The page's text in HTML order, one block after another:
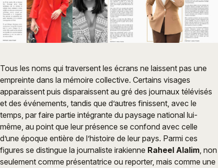
Tous les noms qui traversent les écrans ne laissent pas une
empreinte dans la mémoire collective. Certains visages
apparaissent puis disparaissent au gré des journaux télévisés
et des événements, tandis que d’autres finissent, avec le
temps, par faire partie intégrante du paysage national lui-
même, au point que leur présence se confond avec celle
d’une époque entière de l’histoire de leur pays. Parmi ces
figures se distingue la journaliste irakienne Raheel Alalim, non
seulement comme présentatrice ou reporter, mais comme une